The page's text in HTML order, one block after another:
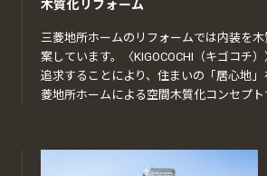
木質化リフォーム
三菱地所ホームのリフォームでは内装を
案しています。〈KIGOCOCHI（キゴコチ
追求することにより、住まいの「居心地
菱地所ホームによる空間木質化コンセプト